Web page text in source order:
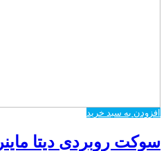
افزودن به سبد خرید
سوکت روبردی دیتا ماینر 11*2 رایت